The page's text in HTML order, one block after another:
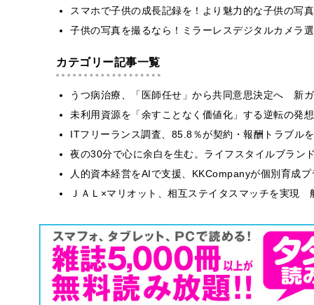
スマホで子供の成長記録を！より魅力的な子供の写
子供の写真を撮るなら！ミラーレスデジタルカメラ
カテゴリー記事一覧
うつ病治療、「医師任せ」から共同意思決定へ 新
未利用資源を「余すことなく価値化」する逆転の発
ITフリーランス調査、85.8％が契約・報酬トラブ
夜の30分で心に余白を生む。ライフスタイルブラン
人的資本経営をAIで支援、KKCompanyが個別育成
ＪＡＬ×マリオット、相互ステイタスマッチを実現